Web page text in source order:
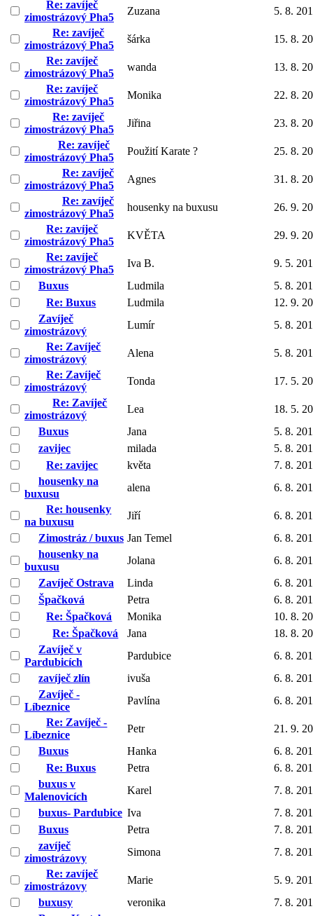
Re: zavíječ
zimostrázový Pha5
Zuzana
5. 8.
Re: zavíječ
zimostrázový Pha5
šárka
15. 8.
Re: zavíječ
zimostrázový Pha5
wanda
13. 8.
Re: zavíječ
zimostrázový Pha5
Monika
22. 8.
Re: zavíječ
zimostrázový Pha5
Jiřina
23. 8.
Re: zavíječ
zimostrázový Pha5
Použití Karate ?
25. 8.
Re: zavíječ
zimostrázový Pha5
Agnes
31. 8.
Re: zavíječ
zimostrázový Pha5
housenky na buxusu
26. 9.
Re: zavíječ
zimostrázový Pha5
KVĚTA
29. 9.
Re: zavíječ
zimostrázový Pha5
Iva B.
9. 5.
Buxus
Ludmila
5. 8.
Re: Buxus
Ludmila
12. 9.
Zavíječ
zimostrázový
Lumír
5. 8.
Re: Zavíječ
zimostrázový
Alena
5. 8.
Re: Zavíječ
zimostrázový
Tonda
17. 5.
Re: Zavíječ
zimostrázový
Lea
18. 5.
Buxus
Jana
5. 8.
zavijec
milada
5. 8.
Re: zavijec
květa
7. 8.
housenky na
buxusu
alena
6. 8.
Re: housenky
na buxusu
Jiří
6. 8.
Zimostráz / buxus Jan Temel
6. 8.
housenky na
buxusu
Jolana
6. 8.
Zavíječ Ostrava
Linda
6. 8.
Špačková
Petra
6. 8.
Re: Špačková
Monika
10. 8.
Re: Špačková
Jana
18. 8.
Zavíječ v
Pardubicích
Pardubice
6. 8.
zavíječ zlín
ivuša
6. 8.
Zavíječ -
Líbeznice
Pavlína
6. 8.
Re: Zavíječ -
Líbeznice
Petr
21. 9.
Buxus
Hanka
6. 8.
Re: Buxus
Petra
6. 8.
buxus v
Malenovicích
Karel
7. 8.
buxus- Pardubice Iva
7. 8.
Buxus
Petra
7. 8.
zavíječ
zimostrázovy
Simona
7. 8.
Re: zavíječ
zimostrázovy
Marie
5. 9.
buxusy
veronika
7. 8.